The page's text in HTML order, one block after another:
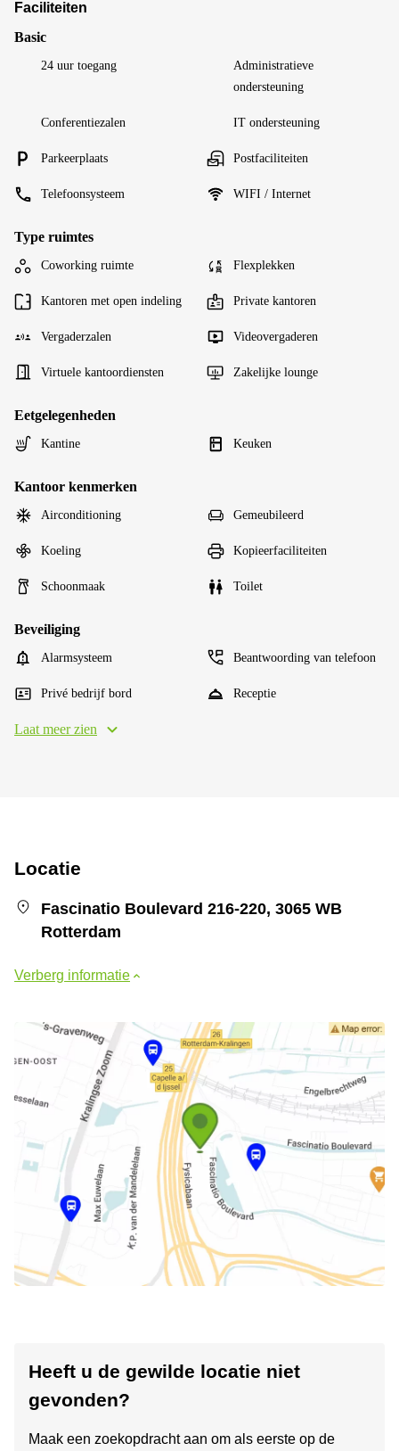
Faciliteiten
Basic
24 uur toegang
Administratieve
ondersteuning
Conferentiezalen IT ondersteuning
Parkeerplaats Postfaciliteiten
Telefoonsysteem WIFI / Internet
Type ruimtes
Coworking ruimte Flexplekken
Kantoren met open indeling Private kantoren
Vergaderzalen Videovergaderen
Virtuele kantoordiensten Zakelijke lounge
Eetgelegenheden
Kantine Keuken
Kantoor kenmerken
Airconditioning Gemeubileerd
Koeling Kopieerfaciliteiten
Schoonmaak Toilet
Beveiliging
Alarmsysteem Beantwoording van telefoon
Privé bedrijf bord Receptie
Laat meer zien
Locatie
Fascinatio Boulevard 216-220, 3065 WB
Rotterdam
Verberg informatie
Heeft u de gewilde locatie niet
gevonden?
Maak een zoekopdracht aan om als eerste op de